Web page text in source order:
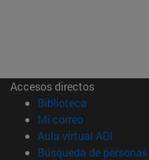
Accesos directos
Biblioteca (abre en
Mi correo(abre en
Aula virtual ADI (abre
Búsqueda de personas